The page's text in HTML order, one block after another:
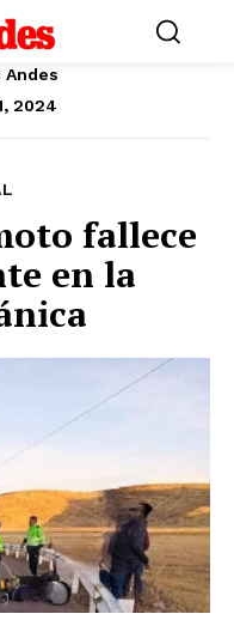
Andes
2024
fallece
en la